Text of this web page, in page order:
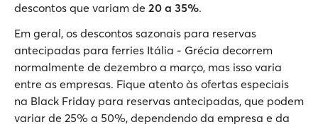
descontos que variam de 20 a 35%.
Em geral, os descontos sazonais para reservas
antecipadas para ferries Itália - Grécia decorrem
normalmente de dezembro a março, mas isso varia
entre as empresas. Fique atento às ofertas especiais
na Black Friday para reservas antecipadas, que podem
variar de 25% a 50%, dependendo da empresa e da